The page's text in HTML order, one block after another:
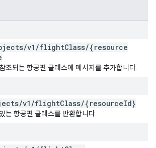
/v1 /flightClass/{resource
조되는 항공편 클래스에 메시지를 추가합니다.
/v1 /flightClass/{resourceId}
는 항공편 클래스를 반환합니다.